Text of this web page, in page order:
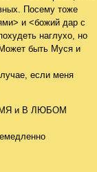
Посему тоже
и <божий дар с
наглухо, но
быть Муся и
если меня
и В ЛЮБОМ